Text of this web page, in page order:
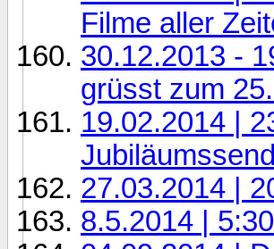
Filme aller
30.12.2013 -
grüsst zum
19.02.2014 |
27.03.2014 |
8.5.2014 |